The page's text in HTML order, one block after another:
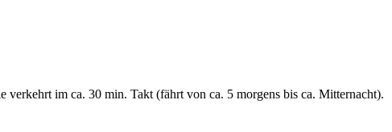
im ca. 30 min. Takt (fährt von ca. 5 morgens bis ca. Mitternacht).